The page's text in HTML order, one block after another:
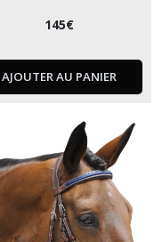
145€
AJOUTER AU PANIER